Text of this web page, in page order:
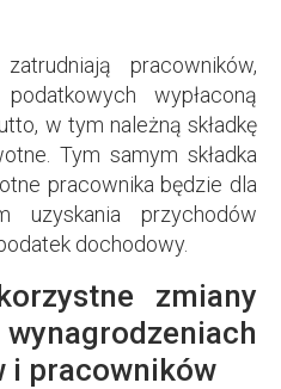
pracowników,
wypłaconą
w tym należną składkę
Tym samym składka
pracownika będzie dla
uzyskania przychodów
dochodowy.
zmiany
i pracowników